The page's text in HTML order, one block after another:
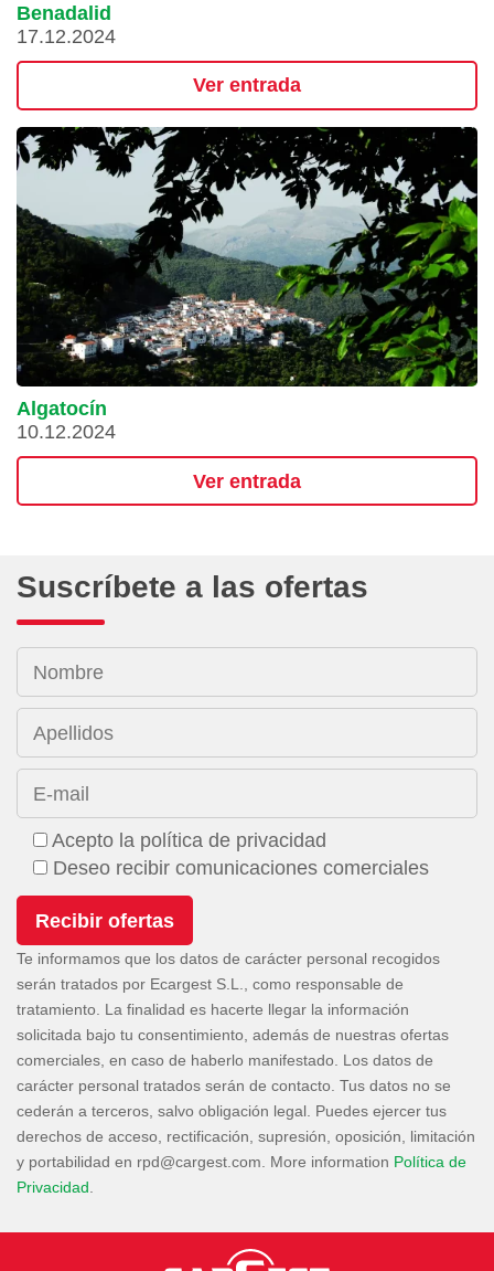
Benadalid
17.12.2024
Ver entrada
Algatocín
10.12.2024
Ver entrada
Suscríbete a las ofertas
Nombre
Apellidos
E-mail
Acepto la política de privacidad
Deseo recibir comunicaciones comerciales
Te informamos que los datos de carácter personal recogidos
serán tratados por Ecargest S.L., como responsable de
tratamiento. La finalidad es hacerte llegar la información
solicitada bajo tu consentimiento, además de nuestras ofertas
comerciales, en caso de haberlo manifestado. Los datos de
carácter personal tratados serán de contacto. Tus datos no se
cederán a terceros, salvo obligación legal. Puedes ejercer tus
derechos de acceso, rectificación, supresión, oposición, limitación
y portabilidad en
. More information Política de
Privacidad